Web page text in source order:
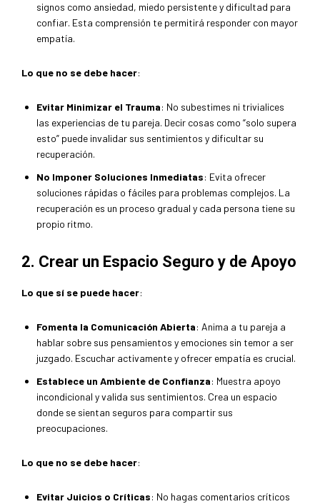
signos como ansiedad, miedo persistente y dificultad para
confiar. Esta comprensión te permitirá responder con mayor
empatía.
Lo que no se debe hacer:
Evitar Minimizar el Trauma: No subestimes ni trivialices
las experiencias de tu pareja. Decir cosas como “solo supera
esto” puede invalidar sus sentimientos y dificultar su
recuperación.
No Imponer Soluciones Inmediatas: Evita ofrecer
soluciones rápidas o fáciles para problemas complejos. La
recuperación es un proceso gradual y cada persona tiene su
propio ritmo.
2. Crear un Espacio Seguro y de Apoyo
Lo que sí se puede hacer:
Fomenta la Comunicación Abierta: Anima a tu pareja a
hablar sobre sus pensamientos y emociones sin temor a ser
juzgado. Escuchar activamente y ofrecer empatía es crucial.
Establece un Ambiente de Confianza: Muestra apoyo
incondicional y valida sus sentimientos. Crea un espacio
donde se sientan seguros para compartir sus
preocupaciones.
Lo que no se debe hacer:
Evitar Juicios o Críticas: No hagas comentarios críticos